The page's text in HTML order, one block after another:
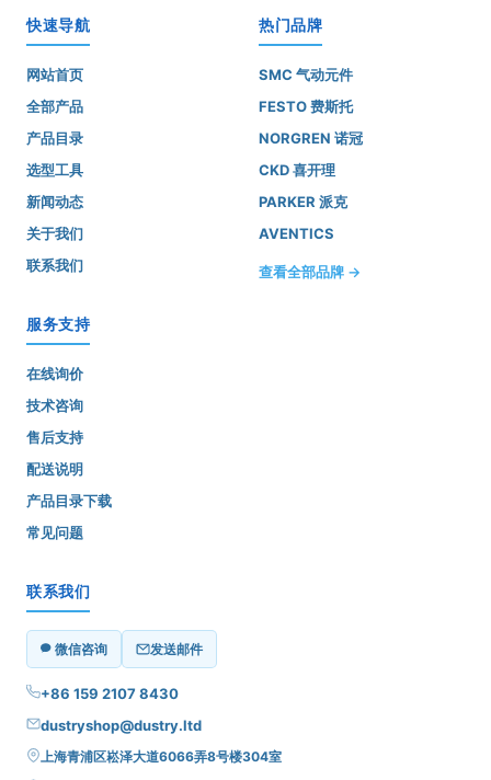
快速导航
网站首页
全部产品
产品目录
选型工具
新闻动态
关于我们
联系我们
热门品牌
SMC 气动元件
FESTO 费斯托
NORGREN 诺冠
CKD 喜开理
PARKER 派克
AVENTICS
查看全部品牌 →
服务支持
在线询价
技术咨询
售后支持
配送说明
产品目录下载
常见问题
联系我们
微信咨询 发送邮件
+86 159 2107 8430
dustryshop@dustry.ltd
上海青浦区崧泽大道6066弄8号楼304室